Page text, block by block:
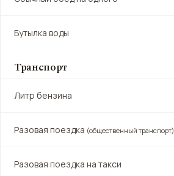
Бутылка воды
Транспорт
Литр бензина
Разовая поездка (общественный транспорт)
Разовая поездка на такси